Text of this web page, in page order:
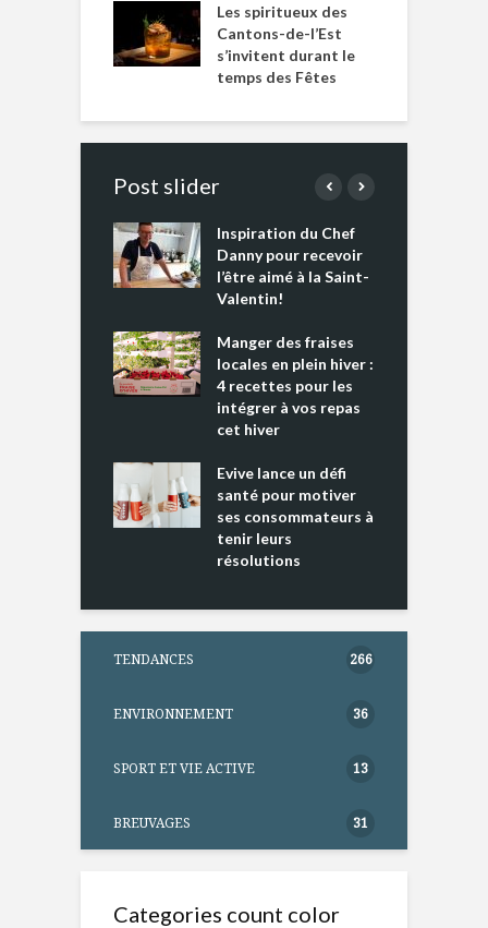
Les spiritueux des
Cantons-de-l’Est
s’invitent durant le
temps des Fêtes
Post slider
Inspiration du Chef
Danny pour recevoir
l’être aimé à la Saint-
Valentin!
Manger des fraises
locales en plein hiver :
4 recettes pour les
intégrer à vos repas
cet hiver
Evive lance un défi
santé pour motiver
ses consommateurs à
tenir leurs
résolutions
TENDANCES 266
ENVIRONNEMENT 36
SPORT ET VIE ACTIVE 13
BREUVAGES 31
Categories count color